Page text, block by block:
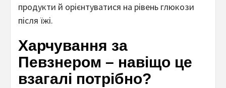
продукти й орієнтуватися на рівень глюкози
після їжі.
Харчування за
Певзнером – навіщо це
взагалі потрібно?